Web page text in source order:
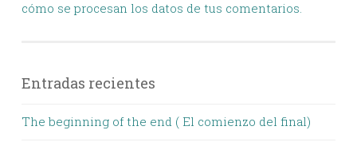
cómo se procesan los datos de tus comentarios.
Entradas recientes
The beginning of the end ( El comienzo del final)